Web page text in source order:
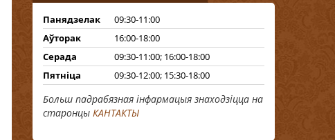
Панядзелак
09:30-11:00
Аўторак
16:00-18:00
Серада
09:30-11:00; 16:00-18:00
Пятніца
09:30-12:00; 15:30-18:00
Больш падрабязная інфармацыя знаходзіцца на
старонцы КАНТАКТЫ